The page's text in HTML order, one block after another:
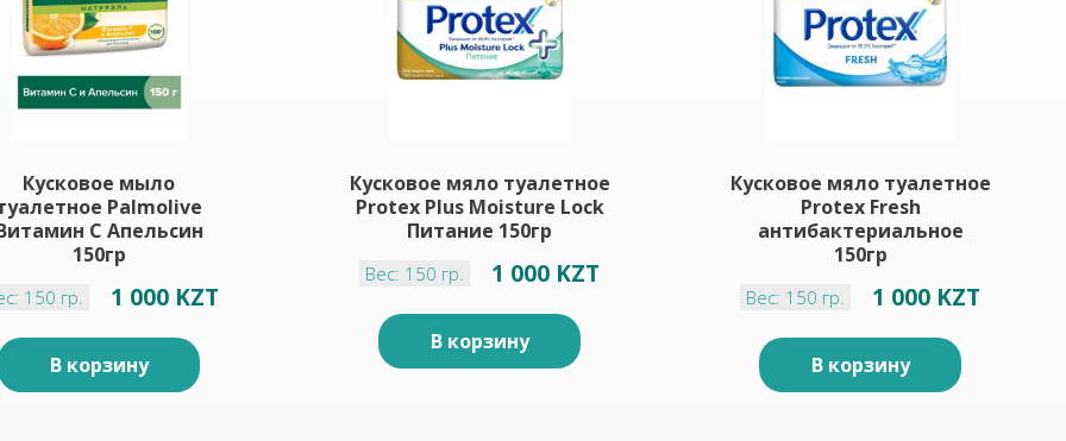
Кусковое мыло
Palmolive
С Апельсин
150гр
150 гр. 1 000 KZT
В корзину
Кусковое мяло туалетное
Protex Plus Moisture Lock
Питание 150гр
Вес: 150 гр. 1 000 KZT
В корзину
Кусковое мяло туалетное
Protex Fresh
антибактериальное
150гр
Вес: 150 гр. 1 000 KZT
В корзину